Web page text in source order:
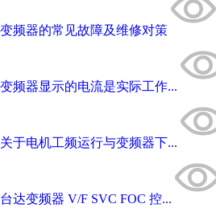
变频器的常见故障及维修对策
变频器显示的电流是实际工作...
关于电机工频运行与变频器下...
台达变频器 V/F SVC FOC 控...